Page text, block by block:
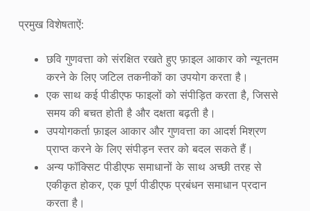
प्रमुख विशेषताऐं:
छवि गुणवत्ता को संरक्षित रखते हुए फ़ाइल आकार को न्यूनतम
करने के लिए जटिल तकनीकों का उपयोग करता है।
एक साथ कई पीडीएफ फाइलों को संपीड़ित करता है, जिससे
समय की बचत होती है और दक्षता बढ़ती है।
उपयोगकर्ता फ़ाइल आकार और गुणवत्ता का आदर्श मिश्रण
प्राप्त करने के लिए संपीड़न स्तर को बदल सकते हैं।
अन्य फॉक्सिट पीडीएफ समाधानों के साथ अच्छी तरह से
एकीकृत होकर, एक पूर्ण पीडीएफ प्रबंधन समाधान प्रदान
करता है।